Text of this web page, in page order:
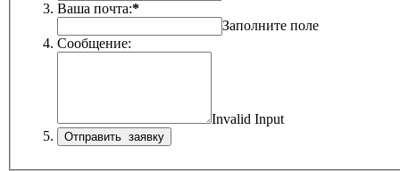
Ваша почта:*
Заполните поле
Сообщение:
Invalid Input